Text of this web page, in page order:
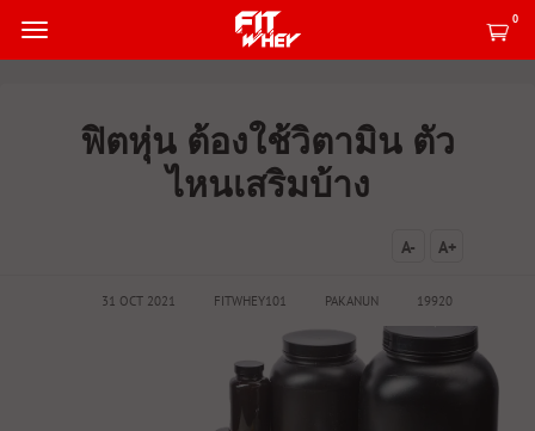
0
ฟิตหุ่น ต้องใช้วิตามิน ตัว
ไหนเสริมบ้าง
A- A+
31 OCT 2021 FITWHEY101 PAKANUN 19920